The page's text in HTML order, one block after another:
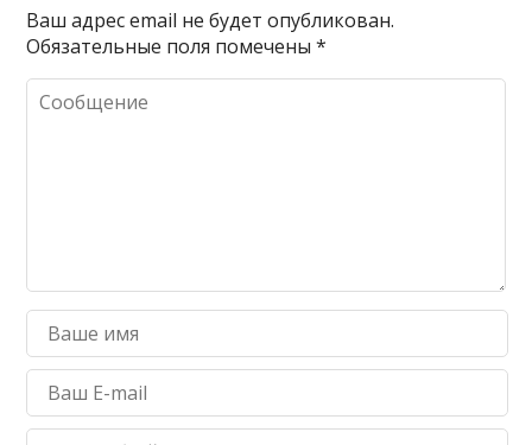
Ваш адрес email не будет опубликован.
Обязательные поля помечены*